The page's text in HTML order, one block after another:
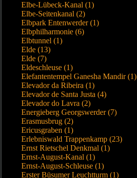
Elbe-Lübeck-Kanal (1)
Elbe-Seitenkanal (2)
Elbpark Entenwerder (1)
Elbphilharmonie (6)
Elbtunnel (1)
Elde (13)
Elde (7)
Eldeschleuse (1)
Elefantentempel Ganesha Mandir (1)
Elevador da Ribeira (1)
Elevador de Santa Justa (4)
Elevador do Lavra (2)
Energieberg Georgswerder (7)
Erasmusbrug (2)
Ericusgraben (1)
Erlebniswald Trappenkamp (23)
Ernst Rietschel Denkmal (1)
Ernst-August-Kanal (1)
Ernst-August-Schleuse (1)
Erster Büsumer Leuchtturm (1)